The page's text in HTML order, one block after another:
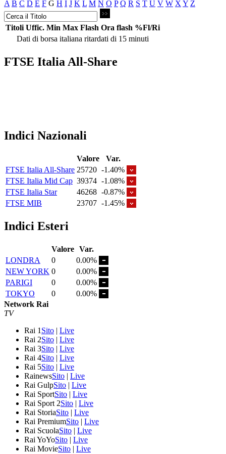
A B C D E F G H I J K L M N O P Q R S T U V W X Y Z
Titoli Uffic. Min Max Flash Ora flash %Fl/Ri
Dati di borsa italiana ritardati di 15 minuti
FTSE Italia All-Share
Indici Nazionali
Valore
Var.
FTSE Italia All-Share 25720 -1.40%
FTSE Italia Mid Cap 39374 -1.08%
FTSE Italia Star
46268 -0.87%
FTSE MIB
23707 -1.45%
Indici Esteri
Valore Var.
LONDRA
0
0.00%
NEW YORK 0
0.00%
PARIGI
0
0.00%
TOKYO
0
0.00%
Network Rai
TV
Rai 1 Sito | Live
Rai 2Sito | Live
Rai 3Sito | Live
Rai 4Sito | Live
Rai 5Sito | Live
RainewsSito | Live
Rai GulpSito | Live
Rai SportSito | Live
Rai Sport 2Sito | Live
Rai StoriaSito | Live
Rai PremiumSito | Live
Rai ScuolaSito | Live
Rai YoYoSito | Live
Rai MovieSito | Live